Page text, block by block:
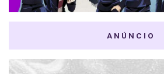
ANÚNCIO